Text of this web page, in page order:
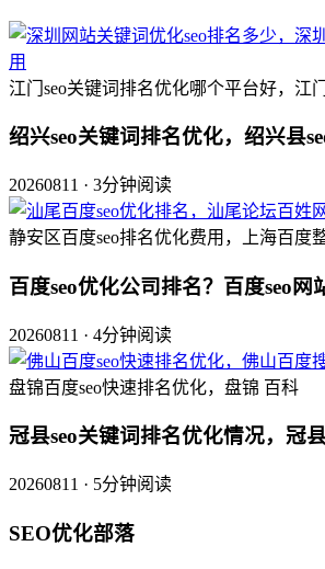
江门seo关键词排名优化哪个平台好，江
绍兴seo关键词排名优化，绍兴县
20260811 · 3分钟阅读
静安区百度seo排名优化费用，上海百度
百度seo优化公司排名？百度seo网
20260811 · 4分钟阅读
盘锦百度seo快速排名优化，盘锦 百科
冠县seo关键词排名优化情况，冠
20260811 · 5分钟阅读
SEO优化部落